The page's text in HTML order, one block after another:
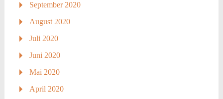
September 2020
August 2020
Juli 2020
Juni 2020
Mai 2020
April 2020